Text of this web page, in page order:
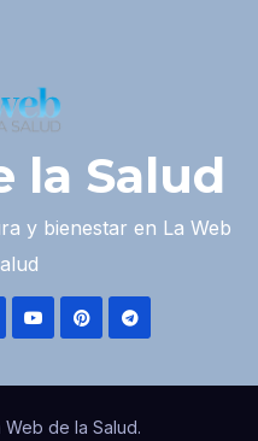
la Salud
y bienestar en La Web
de la Salud.